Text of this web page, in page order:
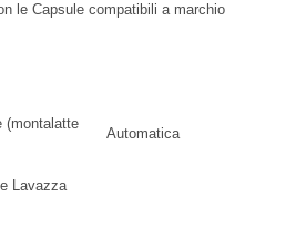
le Capsule compatibili a marchio
(montalatte
Automatica
Lavazza